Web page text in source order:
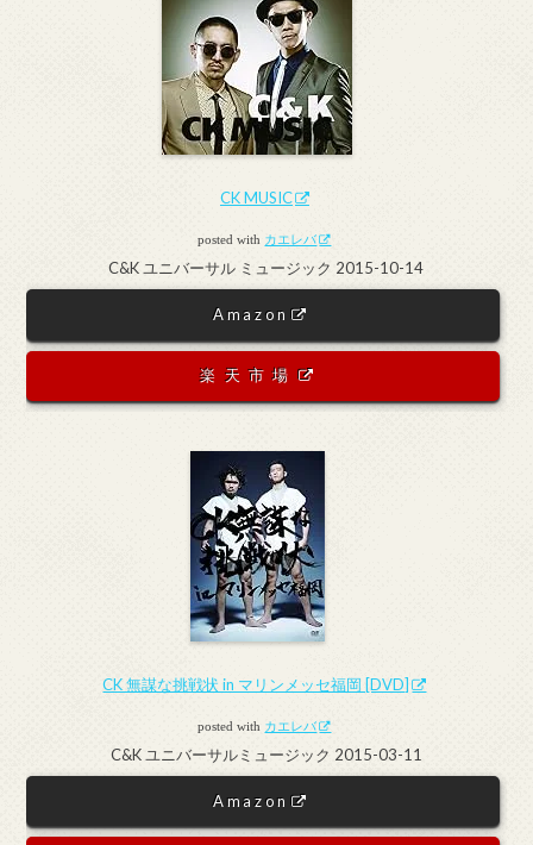
CK MUSIC
posted with カエレバ
C&K ユニバーサル ミュージック 2015-10-14
Amazon
楽天市場
CK 無謀な挑戦状 in マリンメッセ福岡 [DVD]
posted with カエレバ
C&K ユニバーサルミュージック 2015-03-11
Amazon